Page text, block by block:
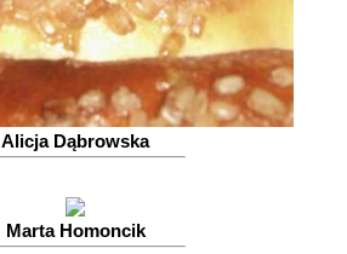
Alicja Dąbrowska
Marta Homoncik